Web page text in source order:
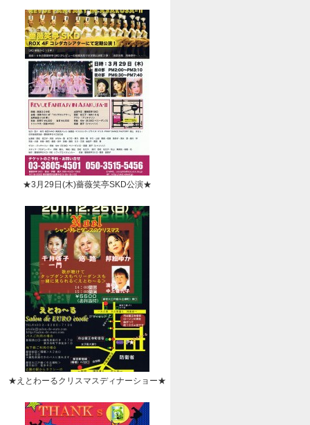
★3月29日(木)薔薇笑亭SKD公演★
★えとわーるクリスマスディナーショー★